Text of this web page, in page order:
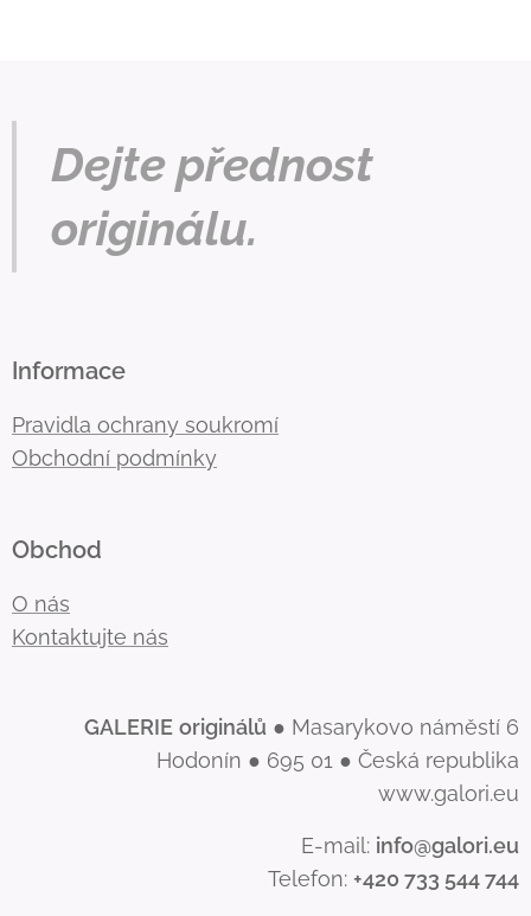
Dejte přednost
originálu.
Informace
Pravidla ochrany soukromí
Obchodní podmínky
Obchod
O nás
Kontaktujte nás
GALERIE originálů ● Masarykovo náměstí 6
Hodonín ● 695 01 ● Česká republika
www.galori.eu
E-mail: info@galori.eu
Telefon: +420 733 544 744